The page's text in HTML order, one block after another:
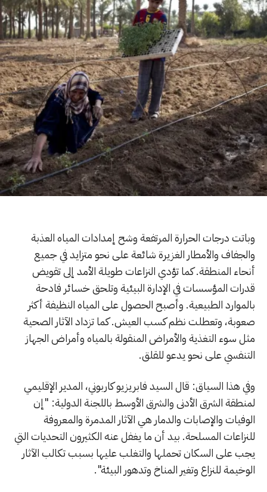
وباتت درجات الحرارة المرتفعة وشح إمدادات المياه العذبة
والجفاف والأمطار الغزيرة شائعة على نحو متزايد في جميع
أنحاء المنطقة. كما تؤدي النزاعات طويلة الأمد إلى تقويض
قدرات المؤسسات في الإدارة البيئية وتلحق خسائر فادحة
بالموارد الطبيعية. وأصبح الحصول على المياه النظيفة أكثر
صعوبة، وتعطلت نظم كسب العيش. كما تزداد الآثار الصحية
مثل سوء التغذية والأمراض المنقولة بالمياه وأمراض الجهاز
التنفسي على نحو يدعو للقلق.
وفي هذا السياق: قال السيد فابريزيو كاربوني، المدير الإقليمي
لمنطقة الشرق الأدنى والشرق الأوسط باللجنة الدولية: "إن
الوفيات والإصابات والدمار هي الآثار المدمرة والمعروفة
للنزاعات المسلحة. بيد أن ما يغفل عنه الكثيرون التحديات التي
يجب على السكان تحملها والتغلب عليها بسبب تكالب الآثار
الوخيمة للنزاع وتغير المناخ وتدهور البيئة".